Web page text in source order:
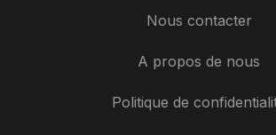
Nous contacter
A propos de nous
Politique de